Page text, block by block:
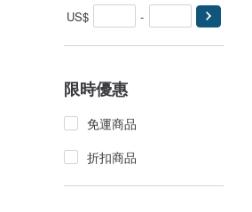
US$ -
限時優惠
免運商品
折扣商品